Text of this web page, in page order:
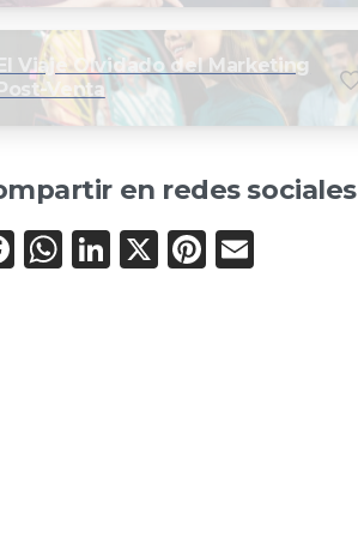
Viaje Olvidado del Marketing
Venta
en redes sociales
Facebook
WhatsApp
LinkedIn
X Pinterest